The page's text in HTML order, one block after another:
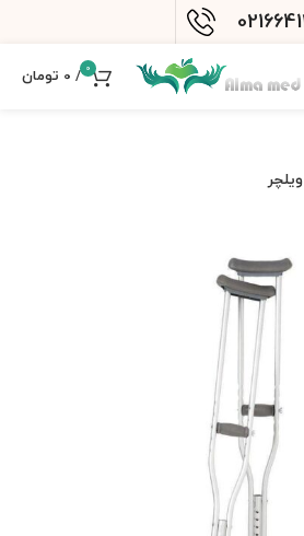
0
/
0 تومان